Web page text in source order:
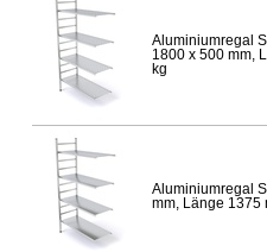
Aluminiumregal
1800 x 500 mm,
kg
Aluminiumregal
mm, Länge 1375